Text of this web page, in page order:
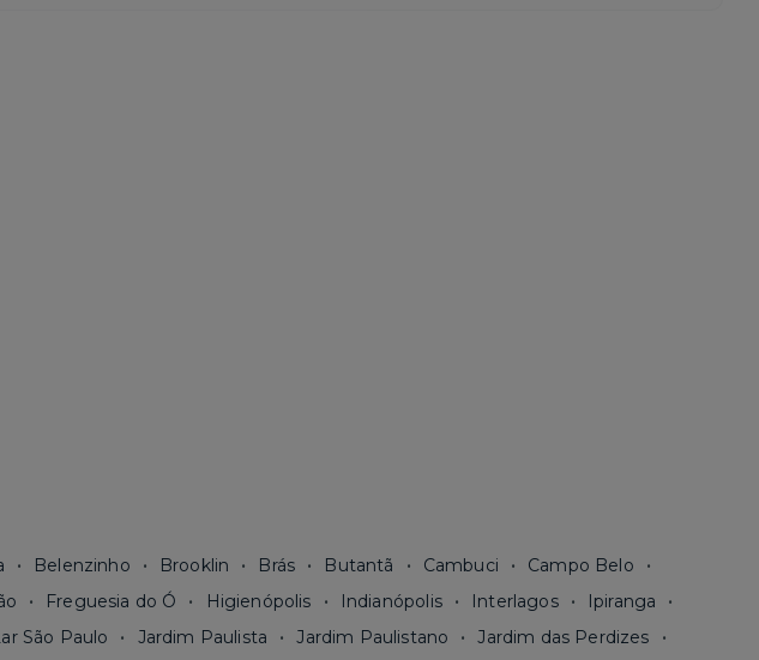
Belenzinho Brooklin Brás Butantã Cambuci
Campo Belo
Freguesia do Ó Higienópolis Indianópolis Interlagos
Ipiranga
São Paulo Jardim Paulista Jardim Paulistano
Jardim das Perdizes